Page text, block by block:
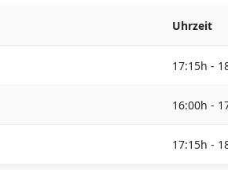
Uhrzeit
17:15h -
16:00h -
17:15h -